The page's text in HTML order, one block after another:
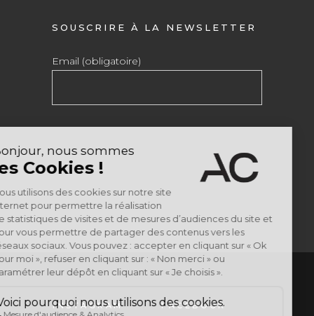
SOUSCRIRE À LA NEWSLETTER
Email (obligatoire)
INSTAGRAM FACEBOOK